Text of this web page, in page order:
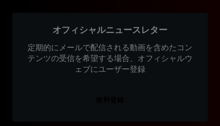
オフィシャルニュースレター
定期的にメールで配信される動画を含めたコン
テンツの受信を希望する場合、オフィシャルウ
ェブにユーザー登録